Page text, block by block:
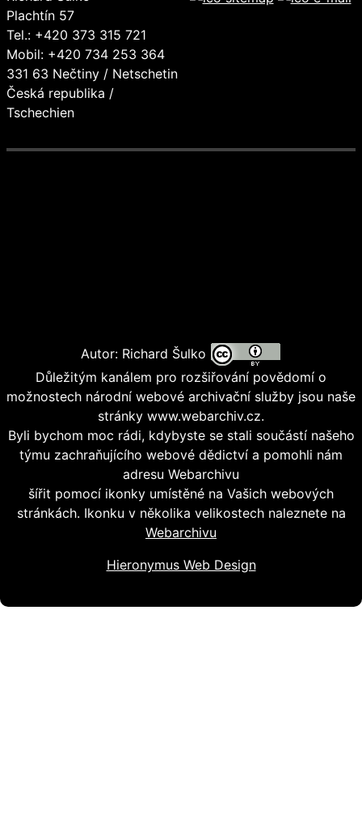
Plachtín 57
Tel.: +420 373 315 721
Mobil: +420 734 253 364
331 63 Nečtiny / Netschetin
Česká republika /
Tschechien
Autor: Richard Šulko
Důležitým kanálem pro rozšiřování povědomí o
možnostech národní webové archivační služby jsou naše
stránky www.webarchiv.cz.
Byli bychom moc rádi, kdybyste se stali součástí našeho
týmu zachraňujícího webové dědictví a pomohli nám
adresu Webarchivu
šířit pomocí ikonky umístěné na Vašich webových
stránkách. Ikonku v několika velikostech naleznete na
Webarchivu
Hieronymus Web Design